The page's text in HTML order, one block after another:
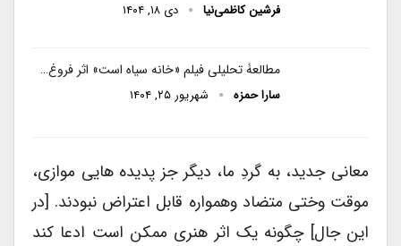
فرشین کاظمی‌نیا دی ۱۸, ۱۴۰۴
مطالعۀ تحلیلی فیلم «خانه سیاه است» اثر فروغ…
سارا حمزه شهریور ۲۵, ۱۴۰۴
معانی جدید، به گردِ ما، دیگر جز پدیده هایی موازی،
موقت وختی متضاد وهمواره قابل اعتراض نبودند. [در
این جال] چگونه یک اثر هنری ممکن است ادعا کند